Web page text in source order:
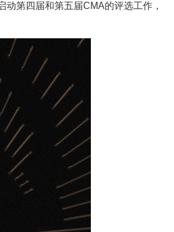
第四届和第五届CMA的评选工作，